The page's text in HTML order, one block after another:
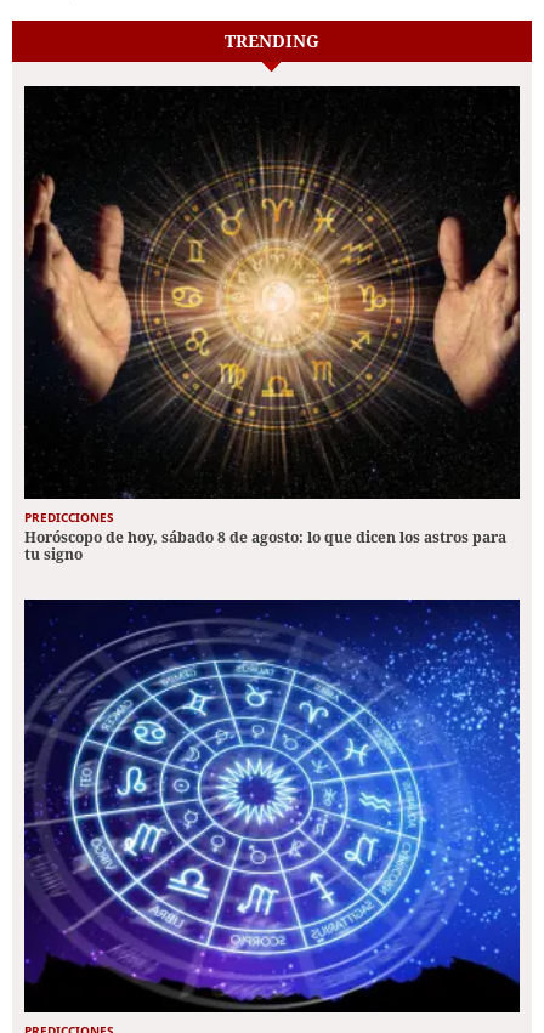
TRENDING
PREDICCIONES
Horóscopo de hoy, sábado 8 de agosto: lo que dicen los astros para
tu signo